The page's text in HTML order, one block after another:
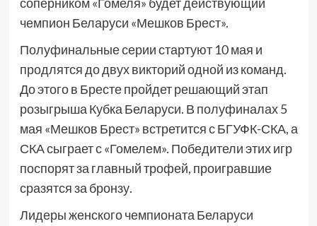
чемпион Беларуси «Мешков Брест».
Полуфинальные серии стартуют 10 мая и
продлятся до двух викторий одной из команд.
До этого в Бресте пройдет решающий этап
розыгрыша Кубка Беларуси. В полуфиналах 5
мая «Мешков Брест» встретится с БГУФК-СКА, а
СКА сыграет с «Гомелем». Победители этих игр
поспорят за главный трофей, проигравшие
сразятся за бронзу.
Лидеры женского чемпионата Беларуси